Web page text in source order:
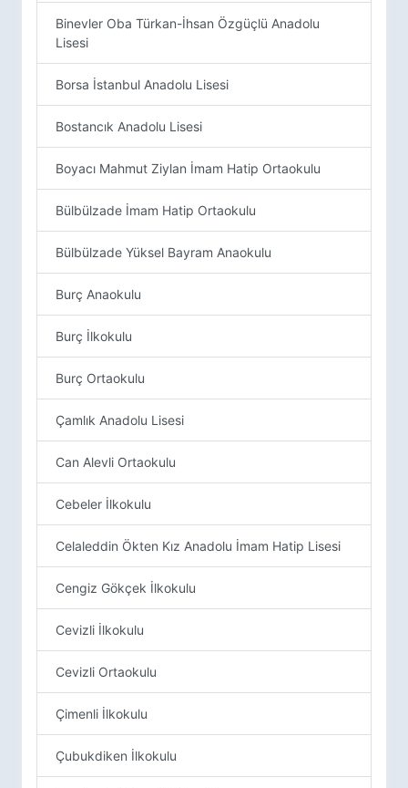
Binevler Oba Türkan-İhsan Özgüçlü Anadolu
Lisesi
Borsa İstanbul Anadolu Lisesi
Bostancık Anadolu Lisesi
Boyacı Mahmut Ziylan İmam Hatip Ortaokulu
Bülbülzade İmam Hatip Ortaokulu
Bülbülzade Yüksel Bayram Anaokulu
Burç Anaokulu
Burç İlkokulu
Burç Ortaokulu
Çamlık Anadolu Lisesi
Can Alevli Ortaokulu
Cebeler İlkokulu
Celaleddin Ökten Kız Anadolu İmam Hatip Lisesi
Cengiz Gökçek İlkokulu
Cevizli İlkokulu
Cevizli Ortaokulu
Çimenli İlkokulu
Çubukdiken İlkokulu